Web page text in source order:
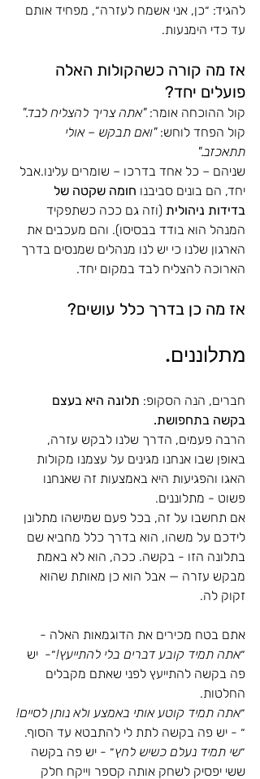
להגיד: ״כן, אני אשמח לעזרה״, מפחיד אותם
עד כדי הימנעות.
אז מה קורה כשהקולות האלה
פועלים יחד?
קול ההוכחה אומר: "אתה צריך להצליח לבד."
קול הפחד לוחש: "ואם תבקש – אולי
תתאכזב."
שניהם – כל אחד בדרכו – שומרים עלינו.אבל
יחד, הם בונים סביבנו חומה שקטה של
בדידות ניהולית (וזה גם ככה כשתפקיד
המנהל הוא בודד בבסיסו). והם מעכבים את
הארגון שלנו כי יש לנו מנהלים שמנסים בדרך
הארוכה להצליח לבד במקום יחד.
אז מה כן בדרך כלל עושים?
מתלוננים.
חברים, הנה הסקופ: תלונה היא בעצם
בקשה בתחפושת.
הרבה פעמים, הדרך שלנו לבקש עזרה,
באופן שבו אנחנו מגינים על עצמנו מקולות
האגו והפגיעות היא באמצעות זה שאנחנו
פשוט - מתלוננים.
אם תחשבו על זה, בכל פעם שמישהו מתלונן
לידכם על משהו, הוא בדרך כלל מחביא שם
בתלונה הזו - בקשה. ככה, הוא לא באמת
מבקש עזרה — אבל הוא כן מאותת שהוא
זקוק לה.
אתם בטח מכירים את הדוגמאות האלה -
״אתה תמיד קובע דברים בלי להתייעץ!״-  יש
פה בקשה להתייעץ לפני שאתם מקבלים
החלטות.
״אתה תמיד קוטע אותי באמצע ולא נותן לסיים!
״ - יש פה בקשה לתת לי להתבטא עד הסוף.
״שי תמיד נעלם כשיש לחץ״ - יש פה בקשה
ששי יפסיק לשחק אותה קספר וייקח חלק